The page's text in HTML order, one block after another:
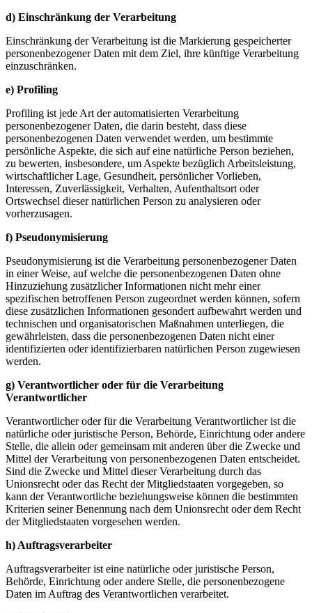
d) Einschränkung der Verarbeitung
Einschränkung der Verarbeitung ist die Markierung gespeicherter
personenbezogener Daten mit dem Ziel, ihre künftige Verarbeitung
einzuschränken.
e) Profiling
Profiling ist jede Art der automatisierten Verarbeitung
personenbezogener Daten, die darin besteht, dass diese
personenbezogenen Daten verwendet werden, um bestimmte
persönliche Aspekte, die sich auf eine natürliche Person beziehen,
zu bewerten, insbesondere, um Aspekte bezüglich Arbeitsleistung,
wirtschaftlicher Lage, Gesundheit, persönlicher Vorlieben,
Interessen, Zuverlässigkeit, Verhalten, Aufenthaltsort oder
Ortswechsel dieser natürlichen Person zu analysieren oder
vorherzusagen.
f) Pseudonymisierung
Pseudonymisierung ist die Verarbeitung personenbezogener Daten
in einer Weise, auf welche die personenbezogenen Daten ohne
Hinzuziehung zusätzlicher Informationen nicht mehr einer
spezifischen betroffenen Person zugeordnet werden können, sofern
diese zusätzlichen Informationen gesondert aufbewahrt werden und
technischen und organisatorischen Maßnahmen unterliegen, die
gewährleisten, dass die personenbezogenen Daten nicht einer
identifizierten oder identifizierbaren natürlichen Person zugewiesen
werden.
g) Verantwortlicher oder für die Verarbeitung
Verantwortlicher
Verantwortlicher oder für die Verarbeitung Verantwortlicher ist die
natürliche oder juristische Person, Behörde, Einrichtung oder andere
Stelle, die allein oder gemeinsam mit anderen über die Zwecke und
Mittel der Verarbeitung von personenbezogenen Daten entscheidet.
Sind die Zwecke und Mittel dieser Verarbeitung durch das
Unionsrecht oder das Recht der Mitgliedstaaten vorgegeben, so
kann der Verantwortliche beziehungsweise können die bestimmten
Kriterien seiner Benennung nach dem Unionsrecht oder dem Recht
der Mitgliedstaaten vorgesehen werden.
h) Auftragsverarbeiter
Auftragsverarbeiter ist eine natürliche oder juristische Person,
Behörde, Einrichtung oder andere Stelle, die personenbezogene
Daten im Auftrag des Verantwortlichen verarbeitet.